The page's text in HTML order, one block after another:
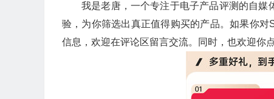
我是老唐，一个专注于电子产品评测的自
验，为你筛选出真正值得购买的产品。如果你
信息，欢迎在评论区留言交流。同时，也欢迎你